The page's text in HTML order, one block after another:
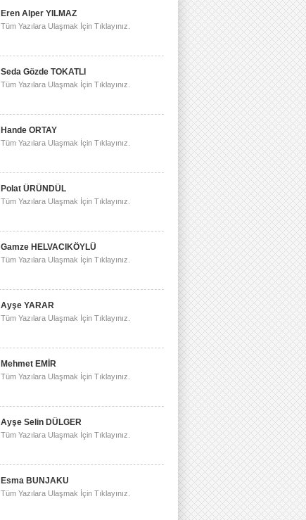
Eren Alper YILMAZ
Tüm Yazılara Ulaşmak İçin Tıklayınız.
Seda Gözde TOKATLI
Tüm Yazılara Ulaşmak İçin Tıklayınız.
Hande ORTAY
Tüm Yazılara Ulaşmak İçin Tıklayınız.
Polat ÜRÜNDÜL
Tüm Yazılara Ulaşmak İçin Tıklayınız.
Gamze HELVACIKÖYLÜ
Tüm Yazılara Ulaşmak İçin Tıklayınız.
Ayşe YARAR
Tüm Yazılara Ulaşmak İçin Tıklayınız.
Mehmet EMİR
Tüm Yazılara Ulaşmak İçin Tıklayınız.
Ayşe Selin DÜLGER
Tüm Yazılara Ulaşmak İçin Tıklayınız.
Esma BUNJAKU
Tüm Yazılara Ulaşmak İçin Tıklayınız.